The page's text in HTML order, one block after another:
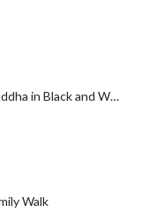
Peinture par numéros - Buddha in Black and White
Walk